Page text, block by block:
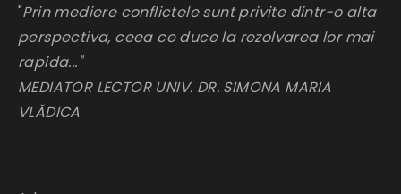
"Prin mediere conflictele sunt privite dintr-o alta
perspectiva, ceea ce duce la rezolvarea lor mai
rapida..."
MEDIATOR LECTOR UNIV. DR. SIMONA MARIA
VLĂDICA